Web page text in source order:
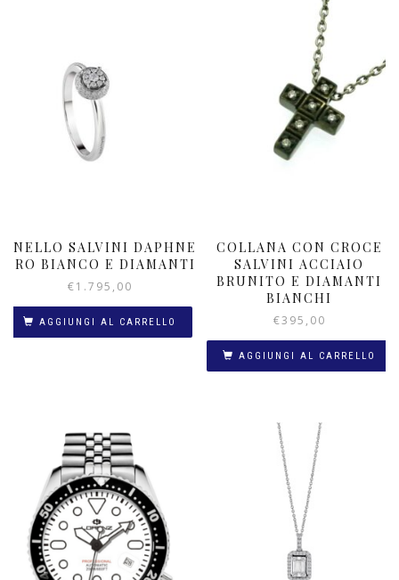
ANELLO SALVINI DAPHNE
ORO BIANCO E DIAMANTI
€1.795,00
AGGIUNGI AL CARRELLO
COLLANA CON CROCE
SALVINI ACCIAIO
BRUNITO E DIAMANTI
BIANCHI
€395,00
AGGIUNGI AL CARRELLO